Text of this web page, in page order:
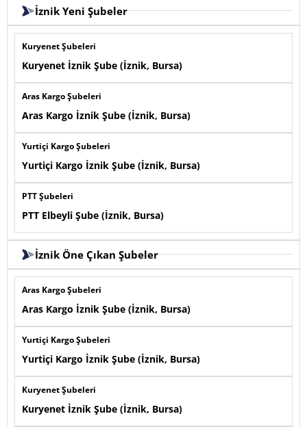
İznik Yeni Şubeler
Kuryenet Şubeleri
Kuryenet İznik Şube (İznik, Bursa)
Aras Kargo Şubeleri
Aras Kargo İznik Şube (İznik, Bursa)
Yurtiçi Kargo Şubeleri
Yurtiçi Kargo İznik Şube (İznik, Bursa)
PTT Şubeleri
PTT Elbeyli Şube (İznik, Bursa)
İznik Öne Çıkan Şubeler
Aras Kargo Şubeleri
Aras Kargo İznik Şube (İznik, Bursa)
Yurtiçi Kargo Şubeleri
Yurtiçi Kargo İznik Şube (İznik, Bursa)
Kuryenet Şubeleri
Kuryenet İznik Şube (İznik, Bursa)